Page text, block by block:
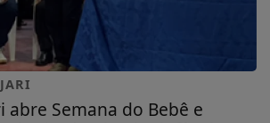
abre Semana do Bebê e